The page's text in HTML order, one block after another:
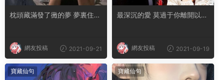
枕頭藏滿發了黴的夢 夢裏住了
網友投稿 2021-09-21
最深沉的愛 莫過于你離開以後
網友投稿 2021-09-19
寶藏仙句 寶藏仙句